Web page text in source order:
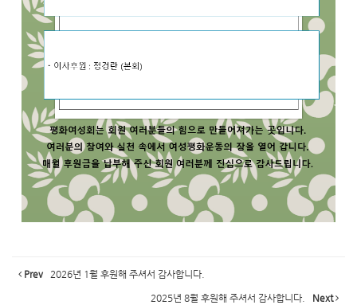
Prev 2026년 1월 후원해 주셔서 감사합니다.
2025년 8월 후원해 주셔서 감사합니다. Next